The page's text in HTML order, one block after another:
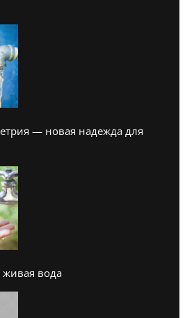
— новая надежда для
живая вода